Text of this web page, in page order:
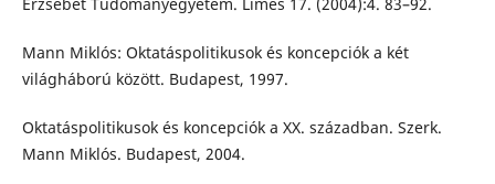
Erzsébet Tudományegyetem. Limes 17. (2004):4. 83–92.
Mann Miklós: Oktatáspolitikusok és koncepciók a két
világháború között. Budapest, 1997.
Oktatáspolitikusok és koncepciók a XX. században. Szerk.
Mann Miklós. Budapest, 2004.